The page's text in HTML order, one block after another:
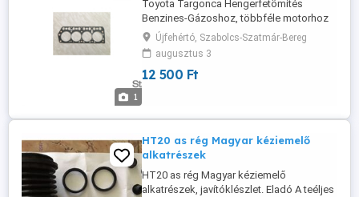
1
Toyota Targonca Hengerfetömítés
Benzines-Gázoshoz, többféle motorhoz
is rendelhető.
Újfehértó, Szabolcs-Szatmár-Bereg
augusztus 3
12 500 Ft
HT20 as rég Magyar kéziemelő
alkatrészek
HT20 as rég Magyar kéziemelő
alkatrészek, javítóklészlet. Eladó A teéljes